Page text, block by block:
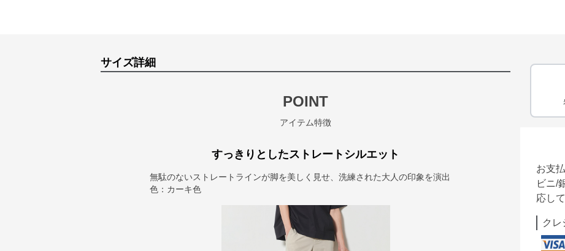
サイズ詳細
POINT
アイテム特徴
すっきりとしたストレートシルエット
無駄のないストレートラインが脚を美しく見せ、洗練された大人の印象を演出
色：カーキ色
お支
ビニ/
応し
クレ